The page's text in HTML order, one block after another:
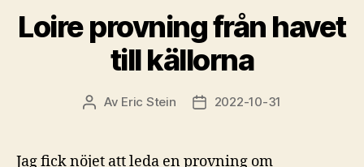
Loire provning från havet
till källorna
Inläggsförfattare
Av Eric Stein Inläggsdatum
2022-10-31
Jag fick nöjet att leda en provning om